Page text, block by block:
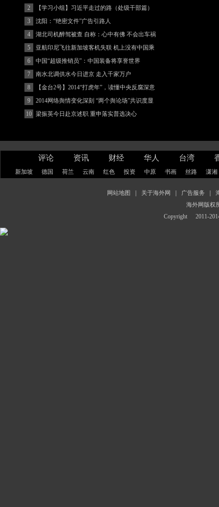
2
【学习小组】习近平走过的路（处级干部篇）
3
沈阳：“绝密文件”广告引路人
4
湖北司机醉驾被查 自称：心中有佛 不会出车祸
(图)
5
亚航印尼飞往新加坡客机失联 机上没有中国乘
客
6
中国“超级推销员”：中国装备将享誉世界
7
南水北调供水今日进京 走入千家万户
8
【金台2号】2014“打虎年”，读懂中央反腐深意
9
2014网络舆情变化深刻 “两个舆论场”共识度显
著增强
10 梁振英今日赴京述职 重申落实普选决心
评论 资讯 财经 华人 台湾
新加坡 德国 荷兰 云南 红色 投资 中原 书画 丝路 潇湘
网站地图 关于海外网 广告服务
海外网版权
Copyright
2011-